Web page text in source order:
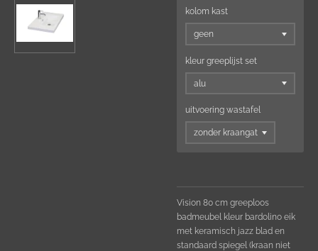
kolom kast
kleur greeplijst set
uitvoering wastafel
Vision 80 cm greeploos
badmeubel kleur bardolino eik
met keramisch jazz blad en
standaard spiegel (kraan niet